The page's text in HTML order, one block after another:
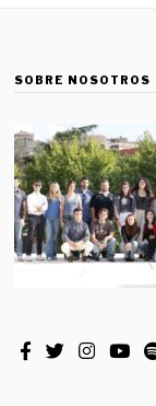
SOBRE NOSOTROS